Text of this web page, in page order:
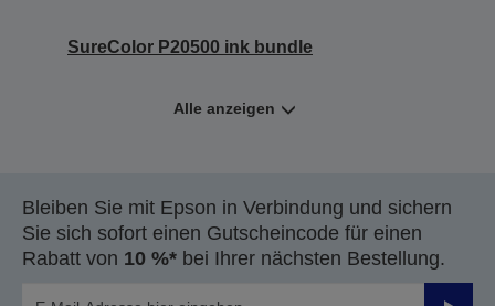
SureColor P20500 ink bundle
Alle anzeigen
Bleiben Sie mit Epson in Verbindung und sichern
Sie sich sofort einen Gutscheincode für einen
Rabatt von 10 %* bei Ihrer nächsten Bestellung.